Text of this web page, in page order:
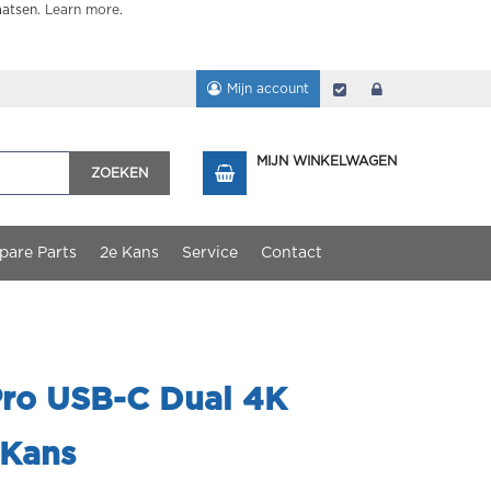
Learn more.
Mijn account Afrekenen
ZOEKEN
MIJN WINKELWAGEN
Parts 2e Kans Service Contact
USB-C Dual 4K